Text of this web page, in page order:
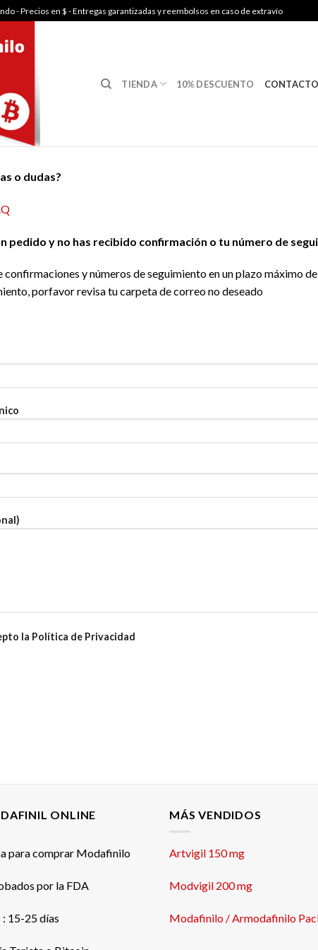
- Precios en $ - Entregas garantizadas y reembolsos en caso de extravío
TIENDA 10% DESCUENTO CONTACTO
o dudas?
pedido y no has recibido confirmación o tu número de
confirmaciones y números de seguimiento en un plazo máximo
porfavor revisa tu carpeta de correo no deseado
la Política de Privacidad
ONLINE
para comprar Modafinilo
por la FDA
15-25 días
MÁS VENDIDOS
Artvigil 150 mg
Modvigil 200 mg
Modafinilo / Armodafinilo